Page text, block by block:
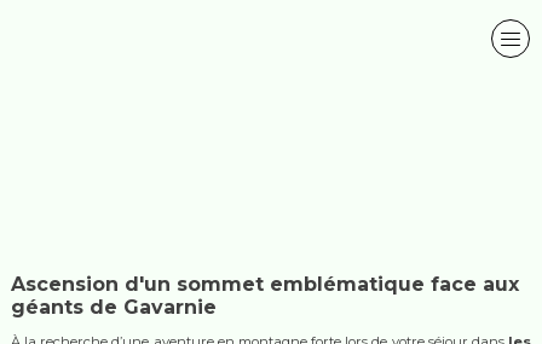
Ascension d'un sommet emblématique face aux
géants de Gavarnie